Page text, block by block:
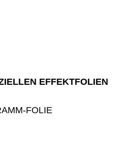
EFFEKTFOLIEN
FOLIE